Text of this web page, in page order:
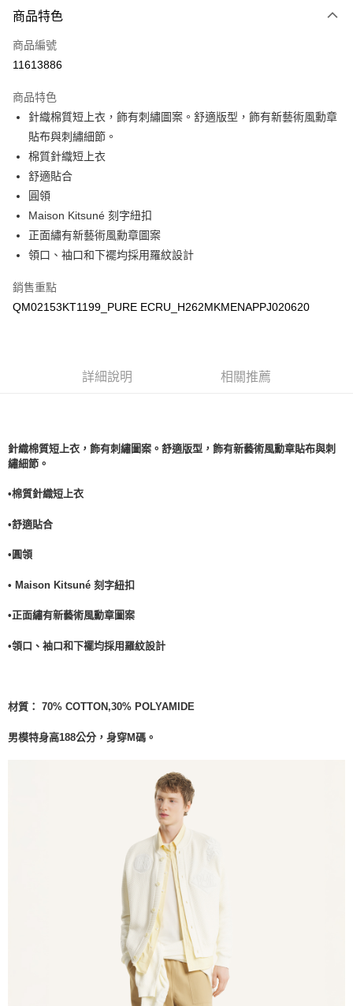
ATM付款
每筆NT$100，滿NT$3,000(含以上)免運費
付款後萊爾富取貨
每筆NT$100
付款後7-11取貨
每筆NT$100，滿NT$3,000(含以上)免運費
宅配
每筆NT$100，滿NT$3,000(含以上)免運費
商品特色
商品編號
11613886
商品特色
針織棉質短上衣，飾有刺繡圖案。舒適版型，飾有新藝術風勳章
貼布與刺繡細節。
棉質針織短上衣
舒適貼合
圓領
Maison Kitsuné 刻字紐扣
正面繡有新藝術風勳章圖案
領口、袖口和下襬均採用羅紋設計
銷售重點
QM02153KT1199_PURE ECRU_H262MKMENAPPJ020620
詳細說明 相關推薦
針織棉質短上衣，飾有刺繡圖案。舒適版型，飾有新藝術風勳章貼布與刺
繡細節。
•棉質針織短上衣
•舒適貼合
• 圓領
• Maison Kitsuné 刻字紐扣
•正面繡有新藝術風勳章圖案
•領口、袖口和下襬均採用羅紋設計
材質： 70% COTTON,30% POLYAMIDE
男模特身高188公分，身穿M碼。